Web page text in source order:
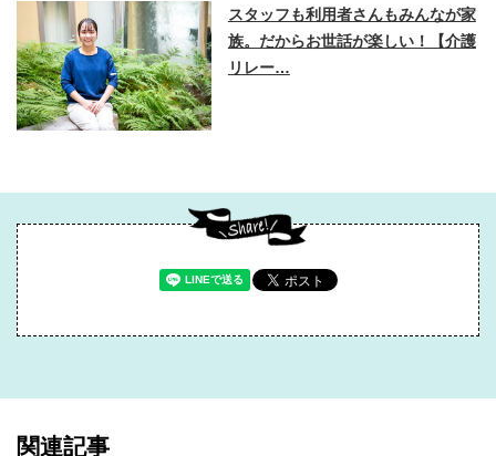
スタッフも利用者さんもみんなが家
族。だからお世話が楽しい！【介護
リレー…
関連記事